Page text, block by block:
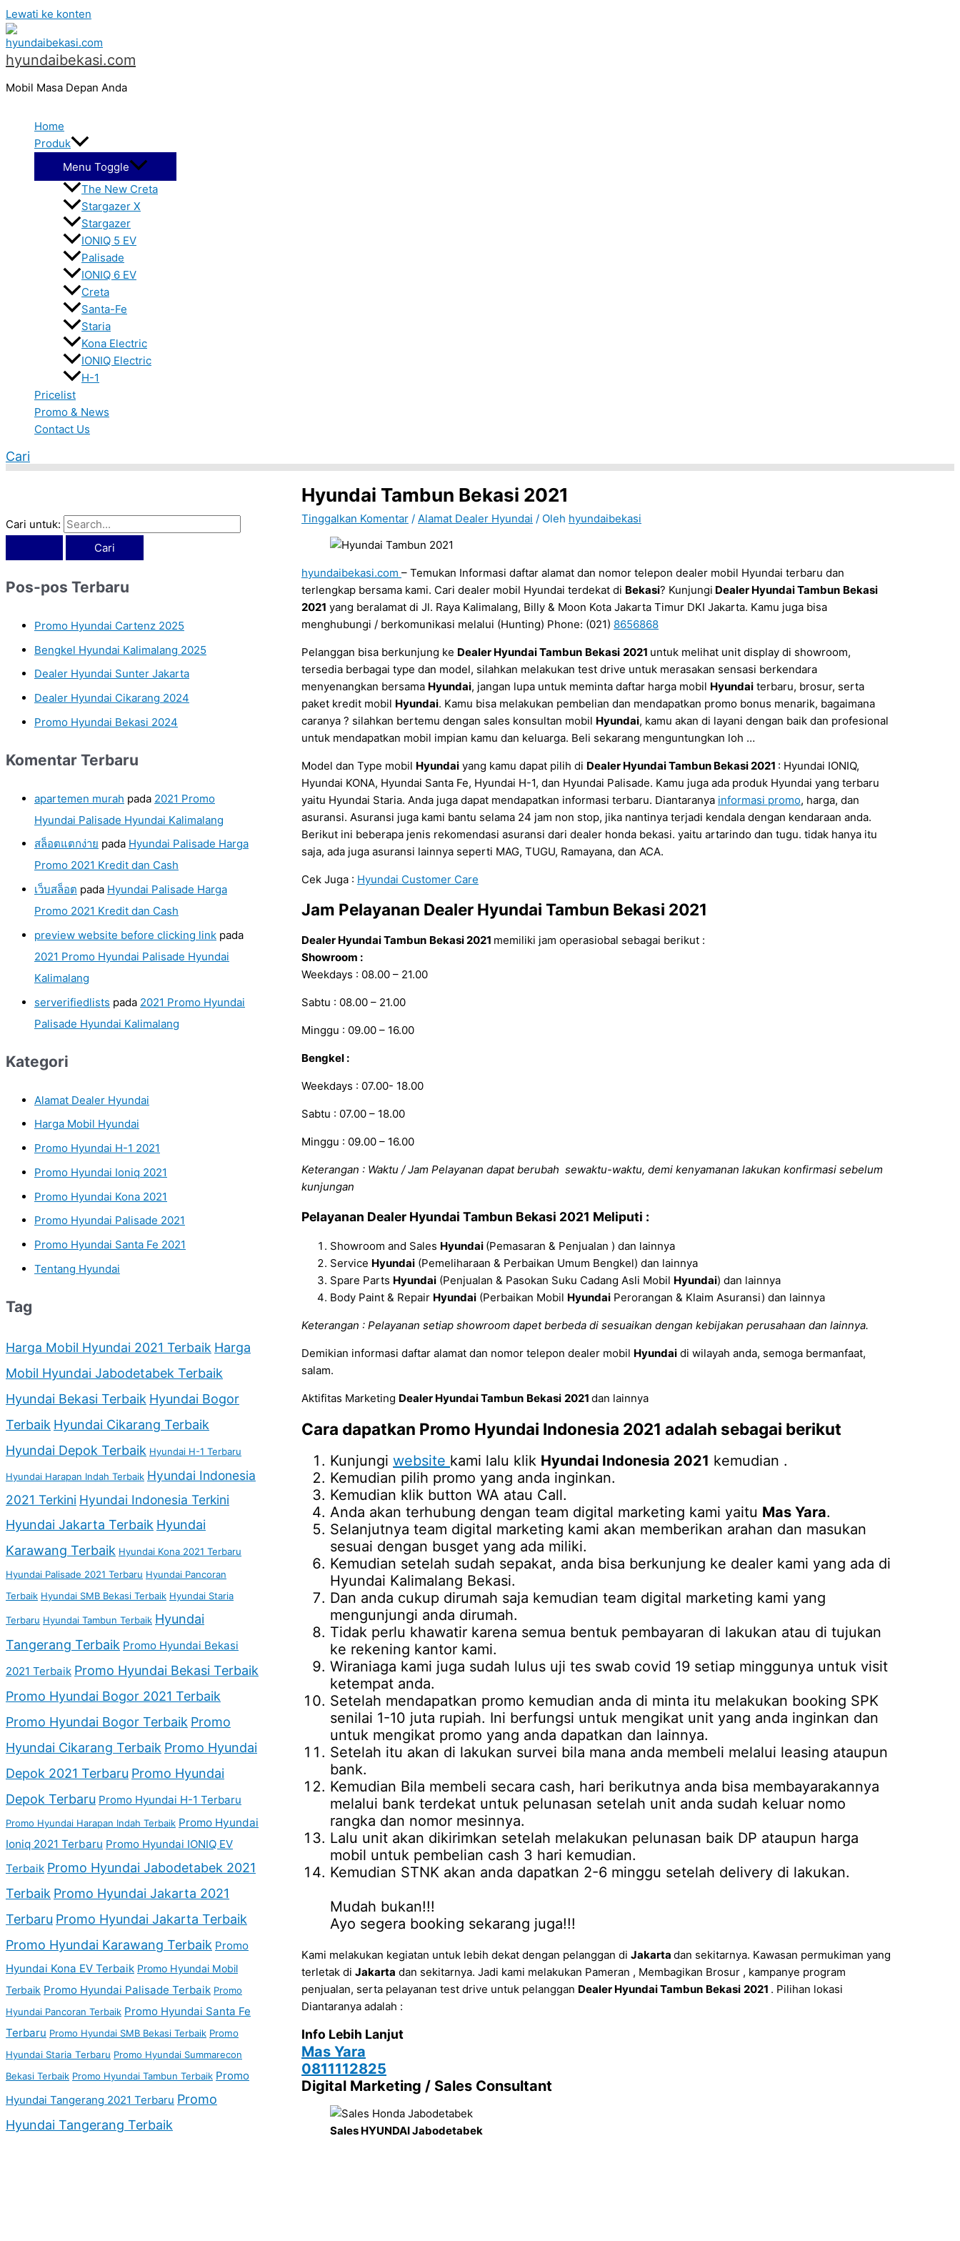
Lewati ke konten
hyundaibekasi.com
Mobil Masa Depan Anda
Home
Produk
Menu Toggle
The New Creta
Stargazer X
Stargazer
IONIQ 5 EV
Palisade
IONIQ 6 EV
Creta
Santa-Fe
Staria
Kona Electric
IONIQ Electric
H-1
Pricelist
Promo & News
Contact Us
Cari
Cari untuk:
Pos-pos Terbaru
Promo Hyundai Cartenz 2025
Bengkel Hyundai Kalimalang 2025
Dealer Hyundai Sunter Jakarta
Dealer Hyundai Cikarang 2024
Promo Hyundai Bekasi 2024
Komentar Terbaru
apartemen murah pada 2021 Promo
Hyundai Palisade Hyundai Kalimalang
สล็อตแตกง่าย pada Hyundai Palisade Harga
Promo 2021 Kredit dan Cash
เว็บสล็อต pada Hyundai Palisade Harga
Promo 2021 Kredit dan Cash
preview website before clicking link pada
2021 Promo Hyundai Palisade Hyundai
Kalimalang
serverifiedlists pada 2021 Promo Hyundai
Palisade Hyundai Kalimalang
Kategori
Alamat Dealer Hyundai
Harga Mobil Hyundai
Promo Hyundai H-1 2021
Promo Hyundai Ioniq 2021
Promo Hyundai Kona 2021
Promo Hyundai Palisade 2021
Promo Hyundai Santa Fe 2021
Tentang Hyundai
Tag
Harga Mobil Hyundai 2021 Terbaik Harga
Mobil Hyundai Jabodetabek Terbaik
Hyundai Bekasi Terbaik Hyundai Bogor
Terbaik Hyundai Cikarang Terbaik
Hyundai Depok Terbaik Hyundai H-1 Terbaru
Hyundai Harapan Indah Terbaik Hyundai Indonesia
2021 Terkini Hyundai Indonesia Terkini
Hyundai Jakarta Terbaik Hyundai
Karawang Terbaik Hyundai Kona 2021 Terbaru
Hyundai Palisade 2021 Terbaru Hyundai Pancoran
Terbaik Hyundai SMB Bekasi Terbaik Hyundai Staria
Terbaru Hyundai Tambun Terbaik Hyundai
Tangerang Terbaik Promo Hyundai Bekasi
2021 Terbaik Promo Hyundai Bekasi Terbaik
Promo Hyundai Bogor 2021 Terbaik
Promo Hyundai Bogor Terbaik Promo
Hyundai Cikarang Terbaik Promo Hyundai
Depok 2021 Terbaru Promo Hyundai
Depok Terbaru Promo Hyundai H-1 Terbaru
Promo Hyundai Harapan Indah Terbaik Promo Hyundai
Ioniq 2021 Terbaru Promo Hyundai IONIQ EV
Terbaik Promo Hyundai Jabodetabek 2021
Terbaik Promo Hyundai Jakarta 2021
Terbaru Promo Hyundai Jakarta Terbaik
Promo Hyundai Karawang Terbaik Promo
Hyundai Kona EV Terbaik Promo Hyundai Mobil
Terbaik Promo Hyundai Palisade Terbaik Promo
Hyundai Pancoran Terbaik Promo Hyundai Santa Fe
Terbaru Promo Hyundai SMB Bekasi Terbaik Promo
Hyundai Staria Terbaru Promo Hyundai Summarecon
Bekasi Terbaik Promo Hyundai Tambun Terbaik Promo
Hyundai Tangerang 2021 Terbaru Promo
Hyundai Tangerang Terbaik
Hyundai Tambun Bekasi 2021
Tinggalkan Komentar / Alamat Dealer Hyundai / Oleh hyundaibekasi
hyundaibekasi.com – Temukan Informasi daftar alamat dan nomor telepon dealer mobil Hyundai terbaru dan
terlengkap bersama kami. Cari dealer mobil Hyundai terdekat di Bekasi? Kunjungi Dealer Hyundai Tambun Bekasi
2021 yang beralamat di Jl. Raya Kalimalang, Billy & Moon Kota Jakarta Timur DKI Jakarta. Kamu juga bisa
menghubungi / berkomunikasi melalui (Hunting) Phone: (021) 8656868
Pelanggan bisa berkunjung ke Dealer Hyundai Tambun Bekasi 2021 untuk melihat unit display di showroom,
tersedia berbagai type dan model, silahkan melakukan test drive untuk merasakan sensasi berkendara
menyenangkan bersama Hyundai, jangan lupa untuk meminta daftar harga mobil Hyundai terbaru, brosur, serta
paket kredit mobil Hyundai. Kamu bisa melakukan pembelian dan mendapatkan promo bonus menarik, bagaimana
caranya ? silahkan bertemu dengan sales konsultan mobil Hyundai, kamu akan di layani dengan baik dan profesional
untuk mendapatkan mobil impian kamu dan keluarga. Beli sekarang menguntungkan loh …
Model dan Type mobil Hyundai yang kamu dapat pilih di Dealer Hyundai Tambun Bekasi 2021 : Hyundai IONIQ,
Hyundai KONA, Hyundai Santa Fe, Hyundai H-1, dan Hyundai Palisade. Kamu juga ada produk Hyundai yang terbaru
yaitu Hyundai Staria. Anda juga dapat mendapatkan informasi terbaru. Diantaranya informasi promo, harga, dan
asuransi. Asuransi juga kami bantu selama 24 jam non stop, jika nantinya terjadi kendala dengan kendaraan anda.
Berikut ini beberapa jenis rekomendasi asuransi dari dealer honda bekasi. yaitu artarindo dan tugu. tidak hanya itu
saja, ada juga asuransi lainnya seperti MAG, TUGU, Ramayana, dan ACA.
Cek Juga : Hyundai Customer Care
Jam Pelayanan Dealer Hyundai Tambun Bekasi 2021
Dealer Hyundai Tambun Bekasi2021 memiliki jam operasiobal sebagai berikut :
Showroom :
Weekdays : 08.00 – 21.00
Sabtu : 08.00 – 21.00
Minggu : 09.00 – 16.00
Bengkel :
Weekdays : 07.00- 18.00
Sabtu : 07.00 – 18.00
Minggu : 09.00 – 16.00
Keterangan : Waktu / Jam Pelayanan dapat berubah sewaktu-waktu, demi kenyamanan lakukan konfirmasi sebelum
kunjungan
Pelayanan Dealer Hyundai Tambun Bekasi 2021 Meliputi :
Showroom and Sales Hyundai (Pemasaran & Penjualan ) dan lainnya
Service Hyundai (Pemeliharaan & Perbaikan Umum Bengkel) dan lainnya
Spare Parts Hyundai (Penjualan & Pasokan Suku Cadang Asli Mobil Hyundai) dan lainnya
Body Paint & Repair Hyundai (Perbaikan Mobil Hyundai Perorangan & Klaim Asuransi) dan lainnya
Keterangan : Pelayanan setiap showroom dapet berbeda di sesuaikan dengan kebijakan perusahaan dan lainnya.
Demikian informasi daftar alamat dan nomor telepon dealer mobil Hyundai di wilayah anda, semoga bermanfaat,
salam.
Aktifitas Marketing Dealer Hyundai Tambun Bekasi 2021 dan lainnya
Cara dapatkan Promo Hyundai Indonesia 2021 adalah sebagai berikut
Kunjungi website kami lalu klik Hyundai Indonesia 2021 kemudian .
Kemudian pilih promo yang anda inginkan.
Kemudian klik button WA atau Call.
Anda akan terhubung dengan team digital marketing kami yaitu Mas Yara.
Selanjutnya team digital marketing kami akan memberikan arahan dan masukan
sesuai dengan busget yang ada miliki.
Kemudian setelah sudah sepakat, anda bisa berkunjung ke dealer kami yang ada di
Hyundai Kalimalang Bekasi.
Dan anda cukup dirumah saja kemudian team digital marketing kami yang
mengunjungi anda dirumah.
Tidak perlu khawatir karena semua bentuk pembayaran di lakukan atau di tujukan
ke rekening kantor kami.
Wiraniaga kami juga sudah lulus uji tes swab covid 19 setiap minggunya untuk visit
ketempat anda.
Setelah mendapatkan promo kemudian anda di minta itu melakukan booking SPK
senilai 1-10 juta rupiah. Ini berfungsi untuk mengikat unit yang anda inginkan dan
untuk mengikat promo yang anda dapatkan dan lainnya.
Setelah itu akan di lakukan survei bila mana anda membeli melalui leasing ataupun
bank.
Kemudian Bila membeli secara cash, hari berikutnya anda bisa membayarakannya
melalui bank terdekat untuk pelunasan setelah unit anda sudah keluar nomo
rangka dan nomor mesinnya.
Lalu unit akan dikirimkan setelah melakukan pelunasan baik DP ataupun harga
mobil untuk pembelian cash 3 hari kemudian.
Kemudian STNK akan anda dapatkan 2-6 minggu setelah delivery di lakukan.
Mudah bukan!!!
Ayo segera booking sekarang juga!!!
Kami melakukan kegiatan untuk lebih dekat dengan pelanggan di Jakarta dan sekitarnya. Kawasan permukiman yang
terletak di Jakarta dan sekitarnya. Jadi kami melakukan Pameran , Membagikan Brosur , kampanye program
penjualan, serta pelayanan test drive untuk pelanggan Dealer Hyundai Tambun Bekasi 2021 . Pilihan lokasi
Diantaranya adalah :
Info Lebih Lanjut
Mas Yara
0811112825
Digital Marketing / Sales Consultant
Sales HYUNDAI Jabodetabek